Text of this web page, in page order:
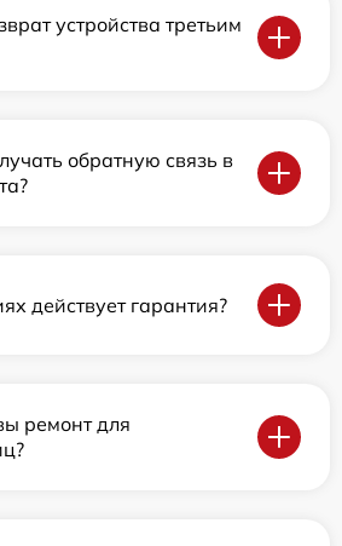
устройства третьим
обратную связь в
действует гарантия?
ремонт для